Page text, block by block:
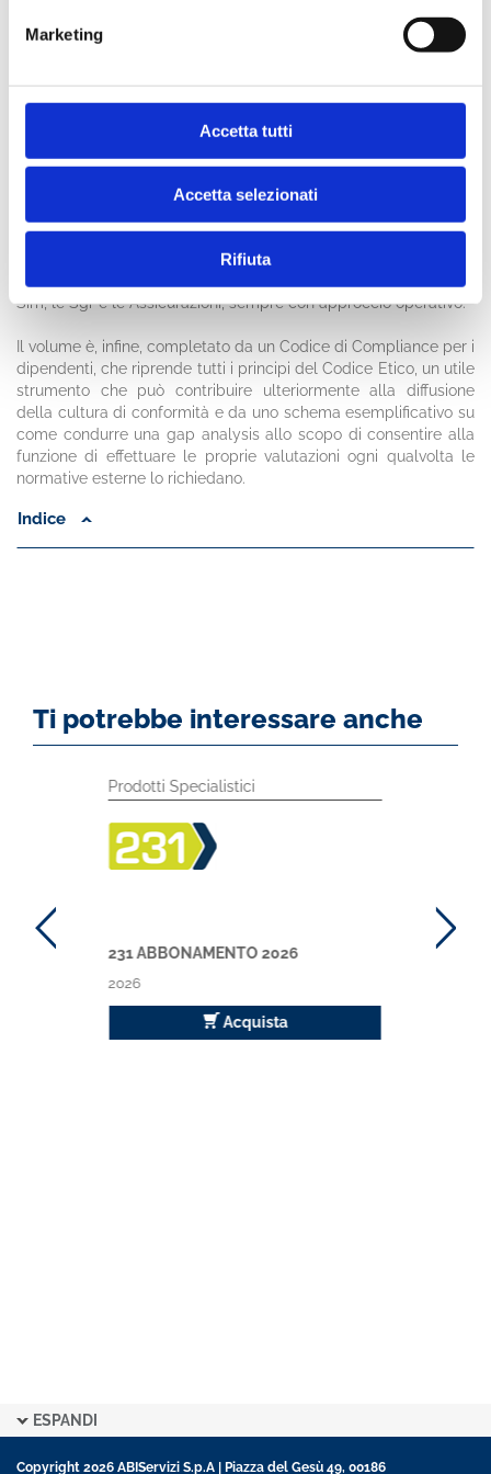
Marketing
Accetta tutti
Accetta selezionati
Rifiuta
presentare alle autorità di vigilanza, differenziando fra
capogruppo e banche stand alone;
funzioni di controllo e i relativi flussi informativi;
• come collaborare con la funzione di Risk Management nella
predisposizione del Risk Appetite Framework (Raf) e nel
• come predisporre una matrice, che evidenzi il rischio di non
conformità a cui la banca è esposta.
Il testo include tabelle che danno ampio spazio ai controlli di
Compliance sui servizi di investimento, inclusi i controlli a
distanza. Si affrontano anche le tematiche di Compliance per le
Sim, le Sgr e le Assicurazioni, sempre con approccio operativo.
Il volume è, infine, completato da un Codice di Compliance per i
dipendenti, che riprende tutti i principi del Codice Etico, un utile
strumento che può contribuire ulteriormente alla diffusione
della cultura di conformità e da uno schema esemplificativo su
come condurre una gap analysis allo scopo di consentire alla
funzione di effettuare le proprie valutazioni ogni qualvolta le
normative esterne lo richiedano.
Indice
Ti potrebbe interessare anche
Prodotti Specialistici
231 ABBONAMENTO 2026
2026
Acquista
ESPANDI
Copyright 2026 ABIServizi S.p.A | Piazza del Gesù 49, 00186